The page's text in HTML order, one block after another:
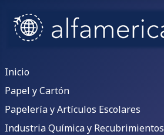
Inicio
Papel y Cartón
Papelería y Artículos Escolares
Industria Química y Recubrimientos